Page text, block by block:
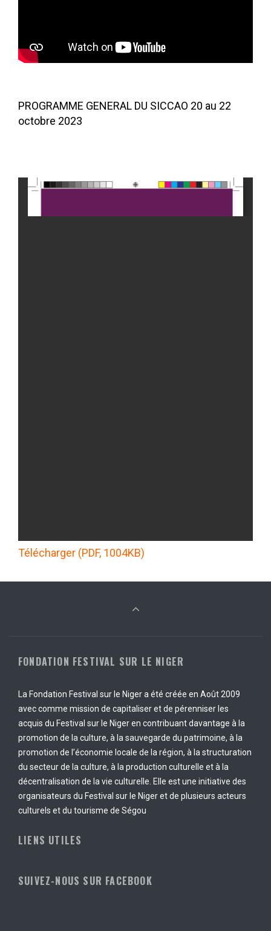
PROGRAMME GENERAL DU SICCAO 20 au 22
octobre 2023
Télécharger (PDF, 1004KB)
FONDATION FESTIVAL SUR LE NIGER
La Fondation Festival sur le Niger a été créée en Août 2009
avec comme mission de capitaliser et de pérenniser les
acquis du Festival sur le Niger en contribuant davantage à la
promotion de la culture, à la sauvegarde du patrimoine, à la
promotion de l’économie locale de la région, à la structuration
du secteur de la culture, à la production culturelle et à la
décentralisation de la vie culturelle. Elle est une initiative des
organisateurs du Festival sur le Niger et de plusieurs acteurs
culturels et du tourisme de Ségou
LIENS UTILES
SUIVEZ-NOUS SUR FACEBOOK